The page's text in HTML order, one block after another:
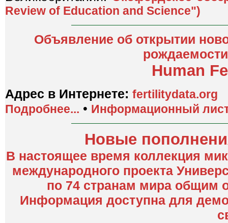
Review of Education and Science")
Объявление об открытии
Human
Адрес в Интернете: fertilitydata.org
Подробнее... • Информационный
Новые
В настоящее время коллекция
международного проекта
по 74 странам мира общим
Информация доступна для